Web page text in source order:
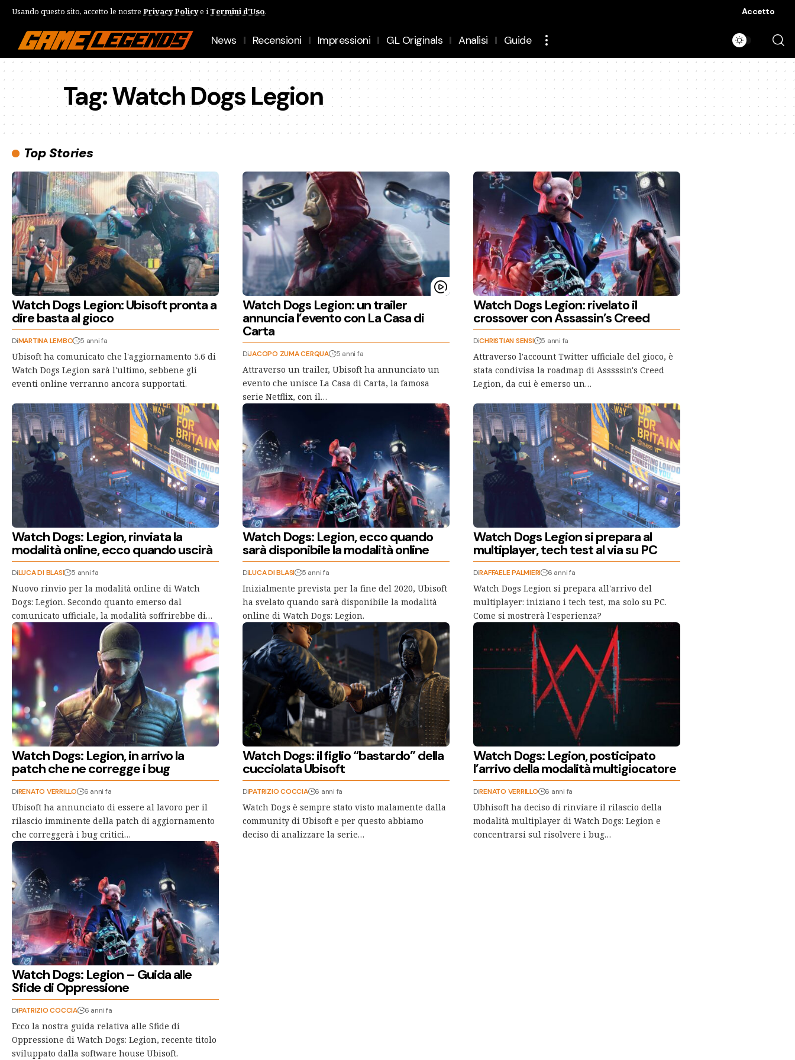
Usando questo sito, accetto le nostre Privacy Policye i Termini d'Uso. Accetto
News Recensioni Impressioni GL Originals Analisi Guide
Tag:Watch Dogs Legion
Top Stories
Watch Dogs Legion: Ubisoft pronta a
dire basta al gioco
DiMARTINA LEMBO 5 anni fa
Ubisoft ha comunicato che l'aggiornamento 5.6 di
Watch Dogs Legion sarà l'ultimo, sebbene gli
eventi online verranno ancora supportati.
Watch Dogs Legion: un trailer
annuncia l’evento con La Casa di
Carta
DiJACOPO ZUMA CERQUA 5 anni fa
Attraverso un trailer, Ubisoft ha annunciato un
evento che unisce La Casa di Carta, la famosa
serie Netflix, con il…
Watch Dogs Legion: rivelato il
crossover con Assassin’s Creed
DiCHRISTIAN SENSI 5 anni fa
Attraverso l'account Twitter ufficiale del gioco, è
stata condivisa la roadmap di Asssssin's Creed
Legion, da cui è emerso un…
Watch Dogs: Legion, rinviata la
modalità online, ecco quando uscirà
DiLUCA DI BLASI 5 anni fa
Nuovo rinvio per la modalità online di Watch
Dogs: Legion. Secondo quanto emerso dal
comunicato ufficiale, la modalità soffrirebbe di…
Watch Dogs: Legion, ecco quando
sarà disponibile la modalità online
DiLUCA DI BLASI 5 anni fa
Inizialmente prevista per la fine del 2020, Ubisoft
ha svelato quando sarà disponibile la modalità
online di Watch Dogs: Legion.
Watch Dogs Legion si prepara al
multiplayer, tech test al via su PC
DiRAFFAELE PALMIERI 6 anni fa
Watch Dogs Legion si prepara all'arrivo del
multiplayer: iniziano i tech test, ma solo su PC.
Come si mostrerà l'esperienza?
Watch Dogs: Legion, in arrivo la
patch che ne corregge i bug
DiRENATO VERRILLO 6 anni fa
Ubisoft ha annunciato di essere al lavoro per il
rilascio imminente della patch di aggiornamento
che correggerà i bug critici…
Watch Dogs: il figlio “bastardo” della
cucciolata Ubisoft
DiPATRIZIO COCCIA 6 anni fa
Watch Dogs è sempre stato visto malamente dalla
community di Ubisoft e per questo abbiamo
deciso di analizzare la serie…
Watch Dogs: Legion, posticipato
l’arrivo della modalità multigiocatore
DiRENATO VERRILLO 6 anni fa
Ubhisoft ha deciso di rinviare il rilascio della
modalità multiplayer di Watch Dogs: Legion e
concentrarsi sul risolvere i bug…
Watch Dogs: Legion – Guida alle
Sfide di Oppressione
DiPATRIZIO COCCIA 6 anni fa
Ecco la nostra guida relativa alle Sfide di
Oppressione di Watch Dogs: Legion, recente titolo
sviluppato dalla software house Ubisoft.